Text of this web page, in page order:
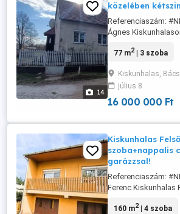
14
közelében
Referenciaszám:
Ágnes
Kiskunhalason a
kertet. A kertben
es, kétszintes,
kis ház és egyéb
77 m2| 3 szoba
Kiskunhalas,
július 8
16 000 000 Ft
Kiskunhalas
szoba+nappalis
garázzsal!
Referenciaszám:
Ferenc Kiskunhalas
dupla garázzsal!
160 m2| 4 szoba